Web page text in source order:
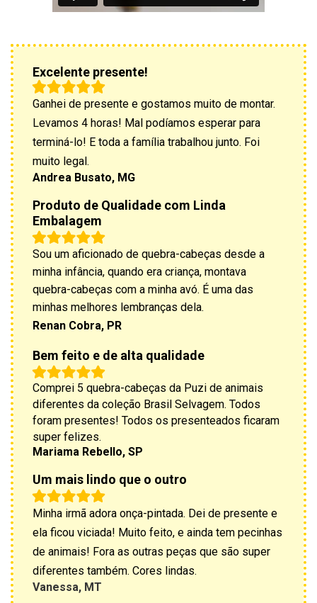
Excelente presente!
Ganhei de presente e gostamos muito de montar.
Levamos 4 horas! Mal podíamos esperar para
terminá-lo! E toda a família trabalhou junto. Foi
muito legal.
Andrea Busato, MG
Produto de Qualidade com Linda
Embalagem
Sou um aficionado de quebra-cabeças desde a
minha infância, quando era criança, montava
quebra-cabeças com a minha avó. É uma das
minhas melhores lembranças dela.
Renan Cobra, PR
Bem feito e de alta qualidade
Comprei 5 quebra-cabeças da Puzi de animais
diferentes da coleção Brasil Selvagem. Todos
foram presentes! Todos os presenteados ficaram
super felizes.
Mariama Rebello, SP
Um mais lindo que o outro
Minha irmã adora onça-pintada. Dei de presente e
ela ficou viciada! Muito feito, e ainda tem pecinhas
de animais! Fora as outras peças que são super
diferentes também. Cores lindas.
Vanessa, MT